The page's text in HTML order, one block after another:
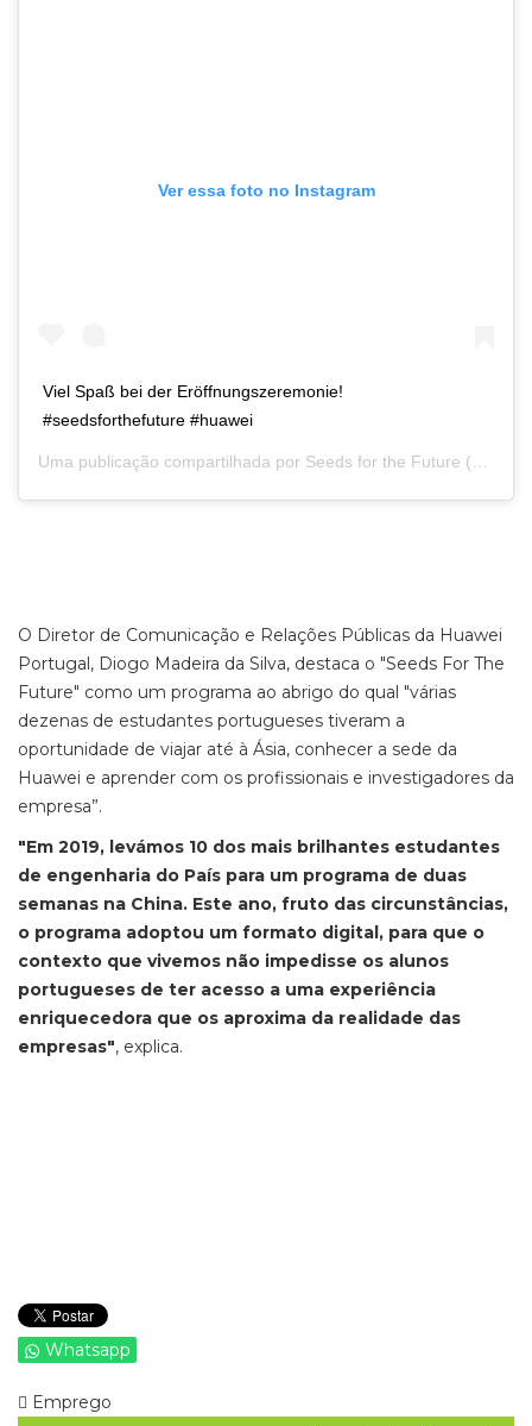
Ver essa foto no Instagram
Viel Spaß bei der Eröffnungszeremonie!
#seedsforthefuture #huawei
Uma publicação compartilhada por Seeds for the Future (@seeds_for_the_future) em
O Diretor de Comunicação e Relações Públicas da Huawei
Portugal, Diogo Madeira da Silva, destaca o "Seeds For The
Future" como um programa ao abrigo do qual "várias
dezenas de estudantes portugueses tiveram a
oportunidade de viajar até à Ásia, conhecer a sede da
Huawei e aprender com os profissionais e investigadores da
empresa”.
"Em 2019, levámos 10 dos mais brilhantes estudantes
de engenharia do País para um programa de duas
semanas na China. Este ano, fruto das circunstâncias,
o programa adoptou um formato digital, para que o
contexto que vivemos não impedisse os alunos
portugueses de ter acesso a uma experiência
enriquecedora que os aproxima da realidade das
empresas", explica.
Whatsapp
Emprego